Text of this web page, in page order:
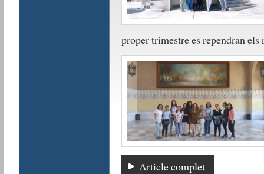
proper trimestre es rependran els
Article complet